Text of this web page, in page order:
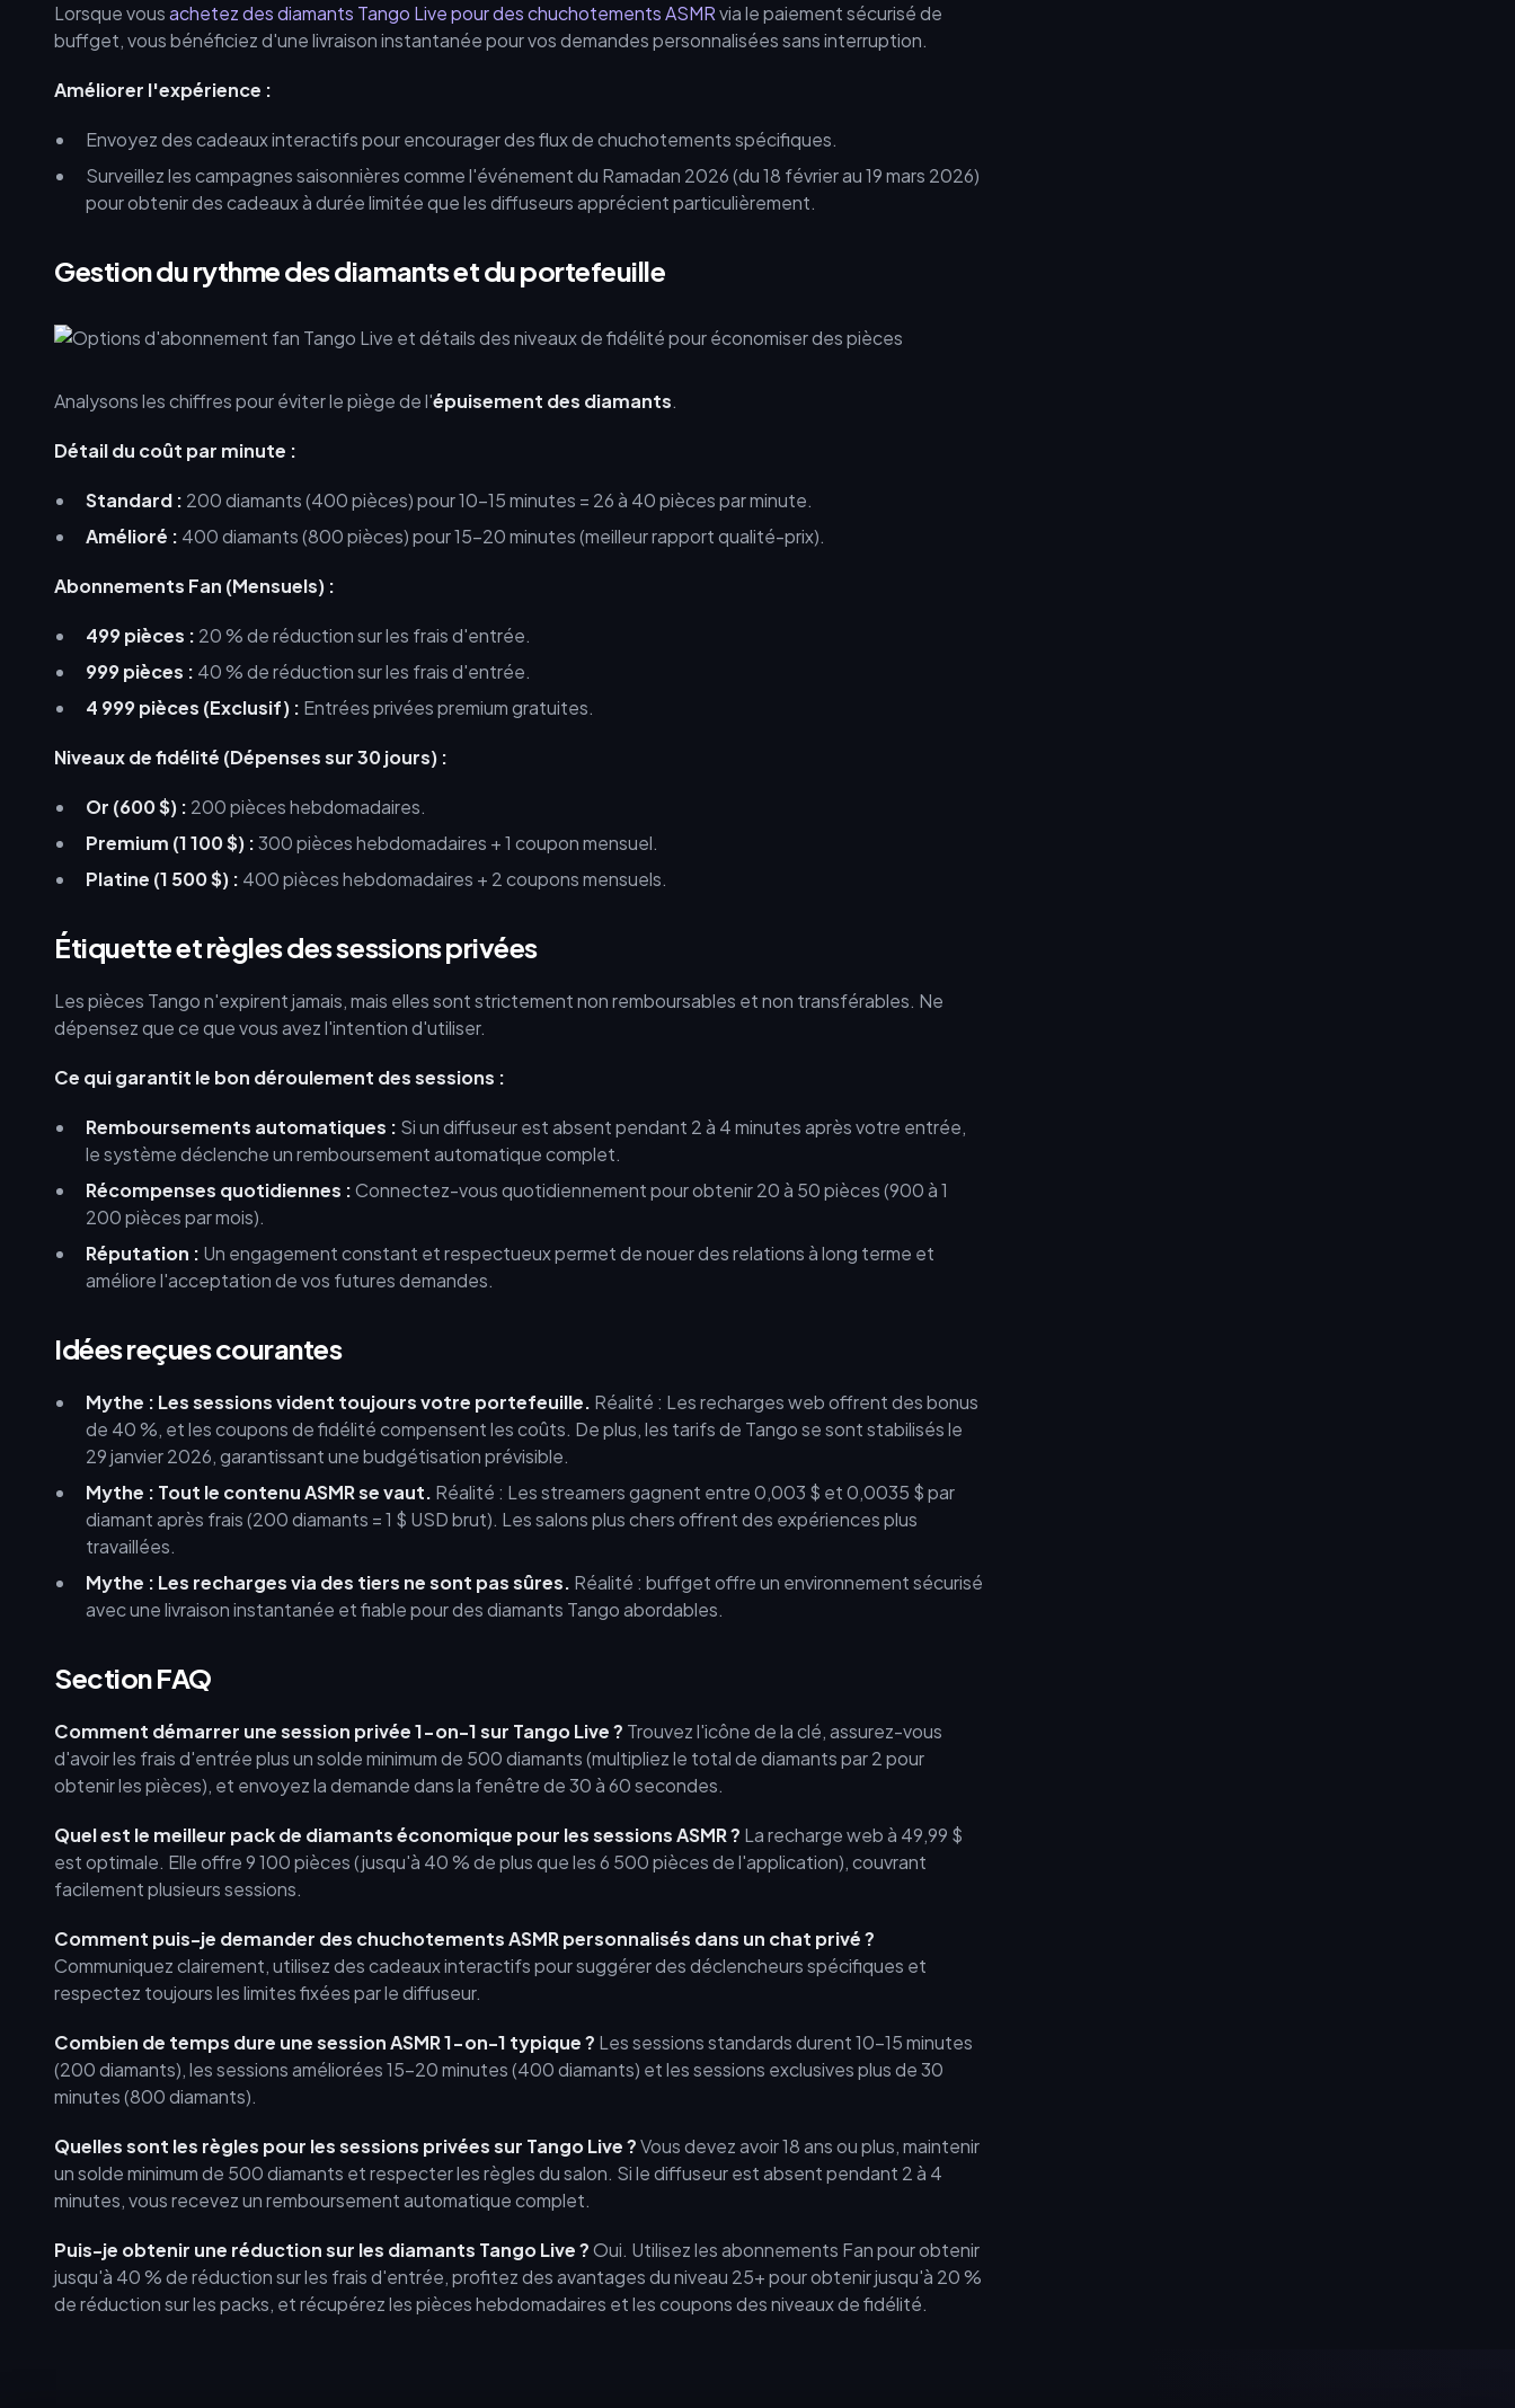
Lorsque vousachetez des diamants Tango Live pour des chuchotements ASMRvia le paiement sécurisé de
buffget, vous bénéficiez d'une livraison instantanée pour vos demandes personnalisées sans interruption.
Améliorer l'expérience :
Envoyez des cadeaux interactifs pour encourager des flux de chuchotements spécifiques.
Surveillez les campagnes saisonnières comme l'événement du Ramadan 2026 (du 18 février au 19 mars 2026)
pour obtenir des cadeaux à durée limitée que les diffuseurs apprécient particulièrement.
Gestion du rythme des diamants et du portefeuille
Analysons les chiffres pour éviter le piège de l'épuisement des diamants.
Détail du coût par minute :
Standard : 200 diamants (400 pièces) pour 10-15 minutes = 26 à 40 pièces par minute.
Amélioré : 400 diamants (800 pièces) pour 15-20 minutes (meilleur rapport qualité-prix).
Abonnements Fan (Mensuels) :
499 pièces : 20 % de réduction sur les frais d'entrée.
999 pièces : 40 % de réduction sur les frais d'entrée.
4 999 pièces (Exclusif) : Entrées privées premium gratuites.
Niveaux de fidélité (Dépenses sur 30 jours) :
Or (600 $) : 200 pièces hebdomadaires.
Premium (1 100 $) :300 pièces hebdomadaires + 1 coupon mensuel.
Platine (1 500 $) : 400 pièces hebdomadaires + 2 coupons mensuels.
Étiquette et règles des sessions privées
Les pièces Tango n'expirent jamais, mais elles sont strictement non remboursables et non transférables. Ne
dépensez que ce que vous avez l'intention d'utiliser.
Ce qui garantit le bon déroulement des sessions :
Remboursements automatiques : Si un diffuseur est absent pendant 2 à 4 minutes après votre entrée,
le système déclenche un remboursement automatique complet.
Récompenses quotidiennes :Connectez-vous quotidiennement pour obtenir 20 à 50 pièces (900 à 1
200 pièces par mois).
Réputation : Un engagement constant et respectueux permet de nouer des relations à long terme et
améliore l'acceptation de vos futures demandes.
Idées reçues courantes
Mythe : Les sessions vident toujours votre portefeuille. Réalité : Les recharges web offrent des bonus
de 40 %, et les coupons de fidélité compensent les coûts. De plus, les tarifs de Tango se sont stabilisés le
29 janvier 2026, garantissant une budgétisation prévisible.
Mythe : Tout le contenu ASMR se vaut. Réalité : Les streamers gagnent entre 0,003 $ et 0,0035 $ par
diamant après frais (200 diamants = 1 $ USD brut). Les salons plus chers offrent des expériences plus
travaillées.
Mythe : Les recharges via des tiers ne sont pas sûres. Réalité : buffget offre un environnement sécurisé
avec une livraison instantanée et fiable pour des diamants Tango abordables.
Section FAQ
Comment démarrer une session privée 1-on-1 sur Tango Live ? Trouvez l'icône de la clé, assurez-vous
d'avoir les frais d'entrée plus un solde minimum de 500 diamants (multipliez le total de diamants par 2 pour
obtenir les pièces), et envoyez la demande dans la fenêtre de 30 à 60 secondes.
Quel est le meilleur pack de diamants économique pour les sessions ASMR ? La recharge web à 49,99 $
est optimale. Elle offre 9 100 pièces (jusqu'à 40 % de plus que les 6 500 pièces de l'application), couvrant
facilement plusieurs sessions.
Comment puis-je demander des chuchotements ASMR personnalisés dans un chat privé ?
Communiquez clairement, utilisez des cadeaux interactifs pour suggérer des déclencheurs spécifiques et
respectez toujours les limites fixées par le diffuseur.
Combien de temps dure une session ASMR 1-on-1 typique ? Les sessions standards durent 10-15 minutes
(200 diamants), les sessions améliorées 15-20 minutes (400 diamants) et les sessions exclusives plus de 30
minutes (800 diamants).
Quelles sont les règles pour les sessions privées sur Tango Live ?Vous devez avoir 18 ans ou plus, maintenir
un solde minimum de 500 diamants et respecter les règles du salon. Si le diffuseur est absent pendant 2 à 4
minutes, vous recevez un remboursement automatique complet.
Puis-je obtenir une réduction sur les diamants Tango Live ?Oui. Utilisez les abonnements Fan pour obtenir
jusqu'à 40 % de réduction sur les frais d'entrée, profitez des avantages du niveau 25+ pour obtenir jusqu'à 20 %
de réduction sur les packs, et récupérez les pièces hebdomadaires et les coupons des niveaux de fidélité.